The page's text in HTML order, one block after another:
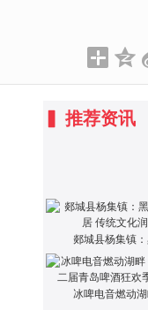
推荐资讯
郯城县杨集镇：
冰啤电音燃动